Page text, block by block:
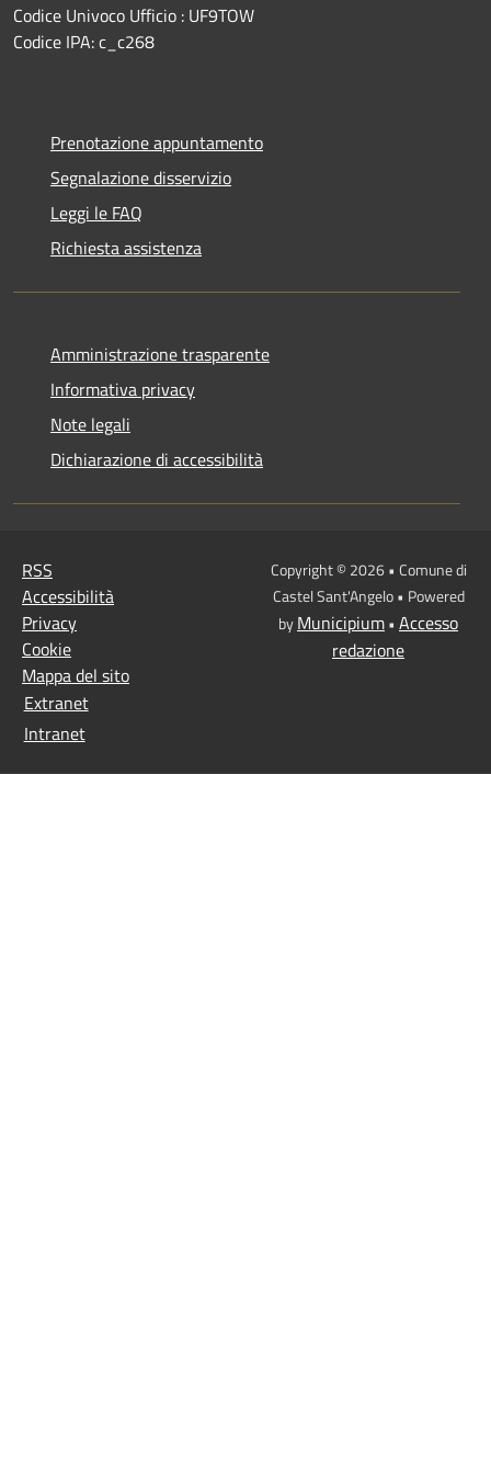
Codice Univoco Ufficio : UF9TOW
Codice IPA: c_c268
Prenotazione appuntamento
Segnalazione disservizio
Leggi le FAQ
Richiesta assistenza
Amministrazione trasparente
Informativa privacy
Note legali
Dichiarazione di accessibilità
RSS
Accessibilità
Privacy
Cookie
Mappa del sito
Extranet
Intranet
Copyright © 2026 • Comune di
Castel Sant'Angelo • Powered
byMunicipium• Accesso
redazione